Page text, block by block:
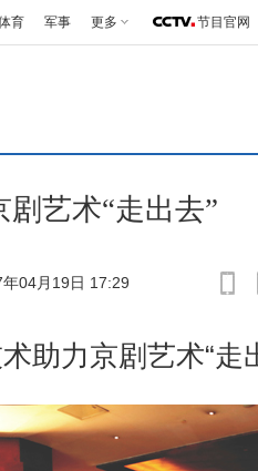
育 军事 更多 节目官网
艺术“走出去”
年04月19日 17:29
助力京剧艺术“走